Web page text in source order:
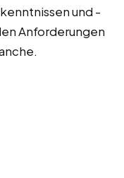
und -
Anforderungen